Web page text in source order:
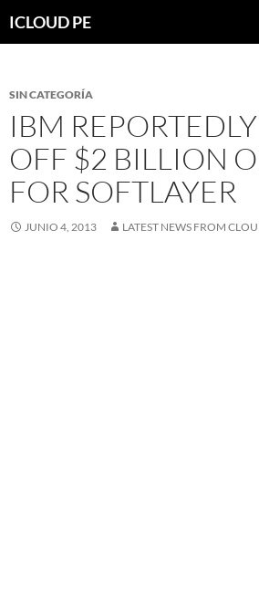
hacia
ICLOUD PE
SIN CATEGORÍA
IBM
OFF $2 BILLION
FOR SOFTLAYER
JUNIO 4, 2013 LATEST NEWS FROM